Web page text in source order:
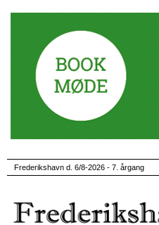
Frederikshavn d. 6/8-2026 - 7. årgang